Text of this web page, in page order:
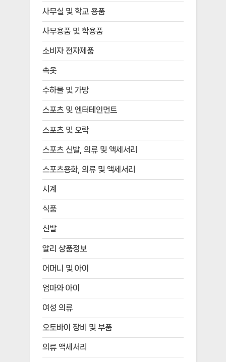
사무실 및 학교 용품
사무용품 및 학용품
소비자 전자제품
속옷
수하물 및 가방
스포츠 및 엔터테인먼트
스포츠 및 오락
스포츠 신발, 의류 및 액세서리
스포츠용화, 의류 및 액세서리
시계
식품
신발
알리 상품정보
어머니 및 아이
엄마와 아이
여성 의류
오토바이 장비 및 부품
의류 액세서리